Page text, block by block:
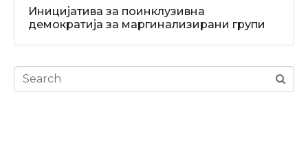
Иницијатива за поинклузивна
демократија за маргинализирани групи